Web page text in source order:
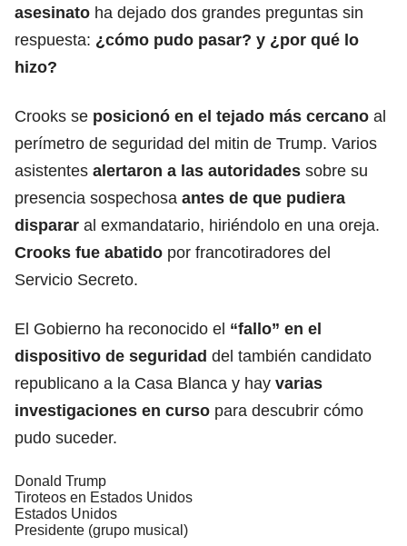
asesinato ha dejado dos grandes preguntas sin
respuesta: ¿cómo pudo pasar? y ¿por qué lo
hizo?
Crooks se posicionó en el tejado más cercano al
perímetro de seguridad del mitin de Trump. Varios
asistentes alertaron a las autoridades sobre su
presencia sospechosa antes de que pudiera
disparar al exmandatario, hiriéndolo en una oreja.
Crooks fue abatido por francotiradores del
Servicio Secreto.
El Gobierno ha reconocido el “fallo” en el
dispositivo de seguridad del también candidato
republicano a la Casa Blanca y hay varias
investigaciones en curso para descubrir cómo
pudo suceder.
Donald Trump
Tiroteos en Estados Unidos
Estados Unidos
Presidente (grupo musical)